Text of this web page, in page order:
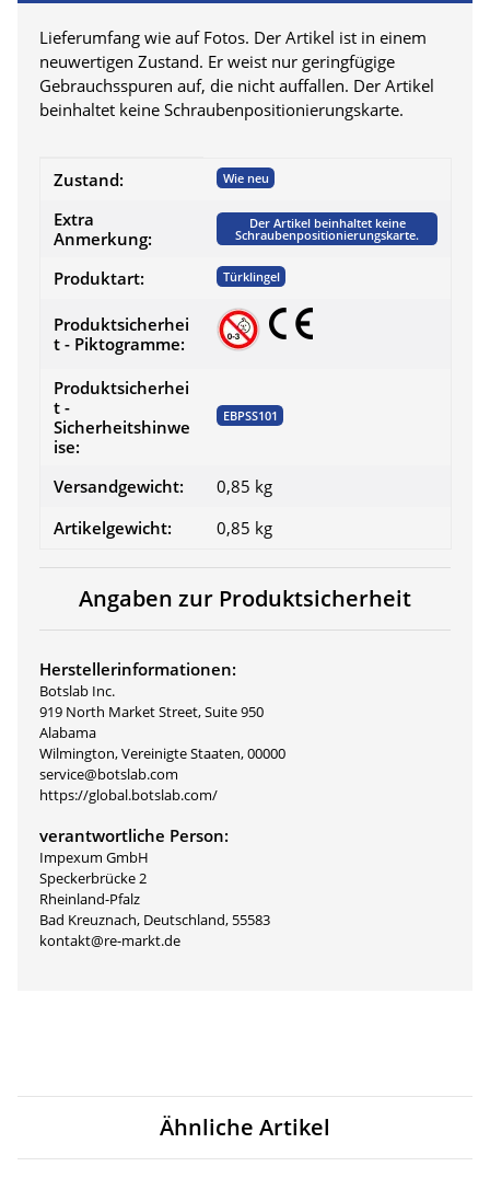
Lieferumfang wie auf Fotos. Der Artikel ist in einem
neuwertigen Zustand. Er weist nur geringfügige
Gebrauchsspuren auf, die nicht auffallen. Der Artikel
beinhaltet keine Schraubenpositionierungskarte.
Produkteigenschaft
Wert
Zustand: Wie neu
Extra
Anmerkung:
Der Artikel beinhaltet keine
Schraubenpositionierungskarte.
Produktart: Türklingel
Produktsicherhei
t - Piktogramme:
Produktsicherhei
t -
Sicherheitshinwe
ise:
EBPSS101
Versandgewicht:
0,85 kg
Artikelgewicht:
0,85 kg
Angaben zur Produktsicherheit
Herstellerinformationen:
Botslab Inc.
919 North Market Street, Suite 950
Alabama
Wilmington, Vereinigte Staaten, 00000
service@botslab.com
https://global.botslab.com/
verantwortliche Person:
Impexum GmbH
Speckerbrücke 2
Rheinland-Pfalz
Bad Kreuznach, Deutschland, 55583
kontakt@re-markt.de
Ähnliche Artikel